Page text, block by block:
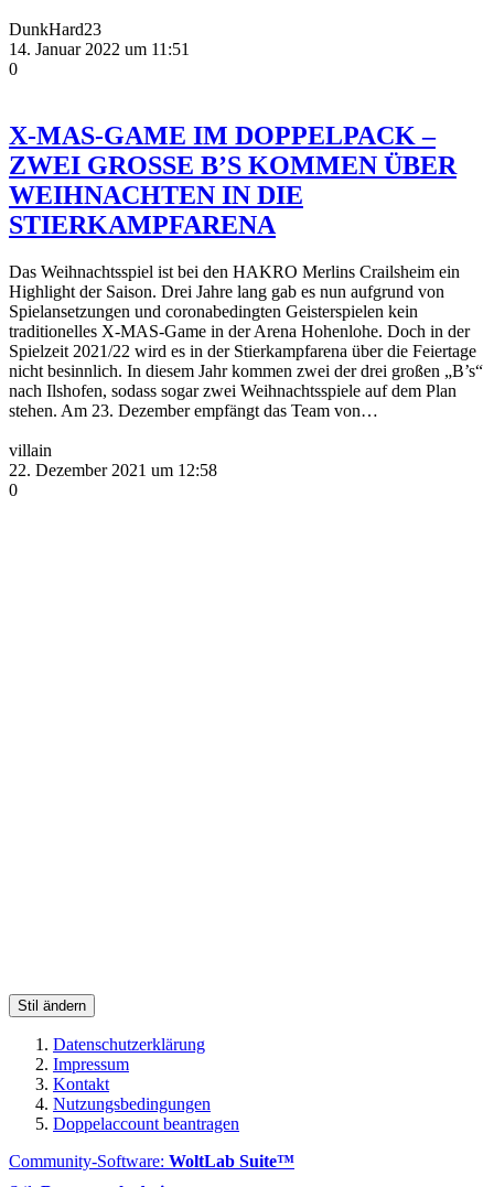
DunkHard23
14. Januar 2022 um 11:51
0
X-MAS-GAME IM DOPPELPACK –
ZWEI GROSSE B’S KOMMEN ÜBER
WEIHNACHTEN IN DIE
STIERKAMPFARENA
Das Weihnachtsspiel ist bei den HAKRO Merlins Crailsheim ein
Highlight der Saison. Drei Jahre lang gab es nun aufgrund von
Spielansetzungen und coronabedingten Geisterspielen kein
traditionelles X-MAS-Game in der Arena Hohenlohe. Doch in der
Spielzeit 2021/22 wird es in der Stierkampfarena über die Feiertage
nicht besinnlich. In diesem Jahr kommen zwei der drei großen „B’s“
nach Ilshofen, sodass sogar zwei Weihnachtsspiele auf dem Plan
stehen. Am 23. Dezember empfängt das Team von…
villain
22. Dezember 2021 um 12:58
0
Stil ändern
Datenschutzerklärung
Impressum
Kontakt
Nutzungsbedingungen
Doppelaccount beantragen
Community-Software: WoltLab Suite™